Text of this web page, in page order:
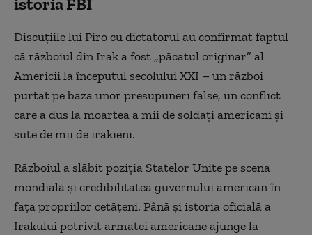
Discuțiile lui Piro cu dictatorul au confirmat faptul
că războiul din Irak a fost „păcatul originar” al
Americii la începutul secolului XXI – un război
purtat pe baza unor presupuneri false, un conflict
care a dus la moartea a mii de soldați americani și
sute de mii de irakieni.
Războiul a slăbit poziția Statelor Unite pe scena
mondială și credibilitatea guvernului american în
fața propriilor cetățeni. Până și istoria oficială a
Irakului potrivit armatei americane ajunge la